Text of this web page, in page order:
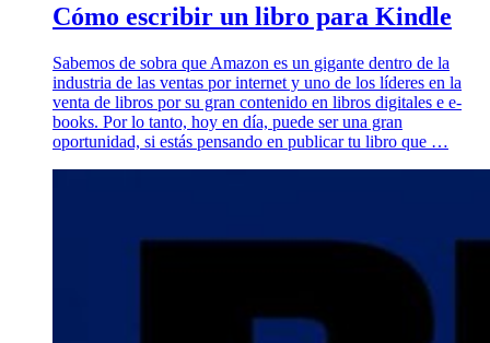
Cómo escribir un libro para Kindle
Sabemos de sobra que Amazon es un gigante dentro de la
industria de las ventas por internet y uno de los líderes en la
venta de libros por su gran contenido en libros digitales e e-
books. Por lo tanto, hoy en día, puede ser una gran
oportunidad, si estás pensando en publicar tu libro que …